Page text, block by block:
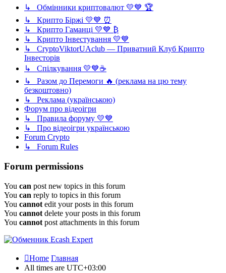
↳ Обмінники криптовалют 💛💙 🏆
↳ Крипто Біржі 💛💙 ⏰
↳ Крипто Гаманці 💛💙 ₿
↳ Крипто Інвестування 💛💙
↳ CryptoViktorUAclub — Приватний Клуб Крипто
Інвесторів
↳ Спілкування 💛💙☕
↳ Разом до Перемоги 🔥 (реклама на цю тему
безкоштовно)
↳ Реклама (українською)
Форум про відеоігри
↳ Правила форуму 💛💙
↳ Про відеоігри українською
Forum Crypto
↳ Forum Rules
Forum permissions
You can post new topics in this forum
You can reply to topics in this forum
You cannot edit your posts in this forum
You cannot delete your posts in this forum
You cannot post attachments in this forum
Home Главная
All times are UTC+03:00